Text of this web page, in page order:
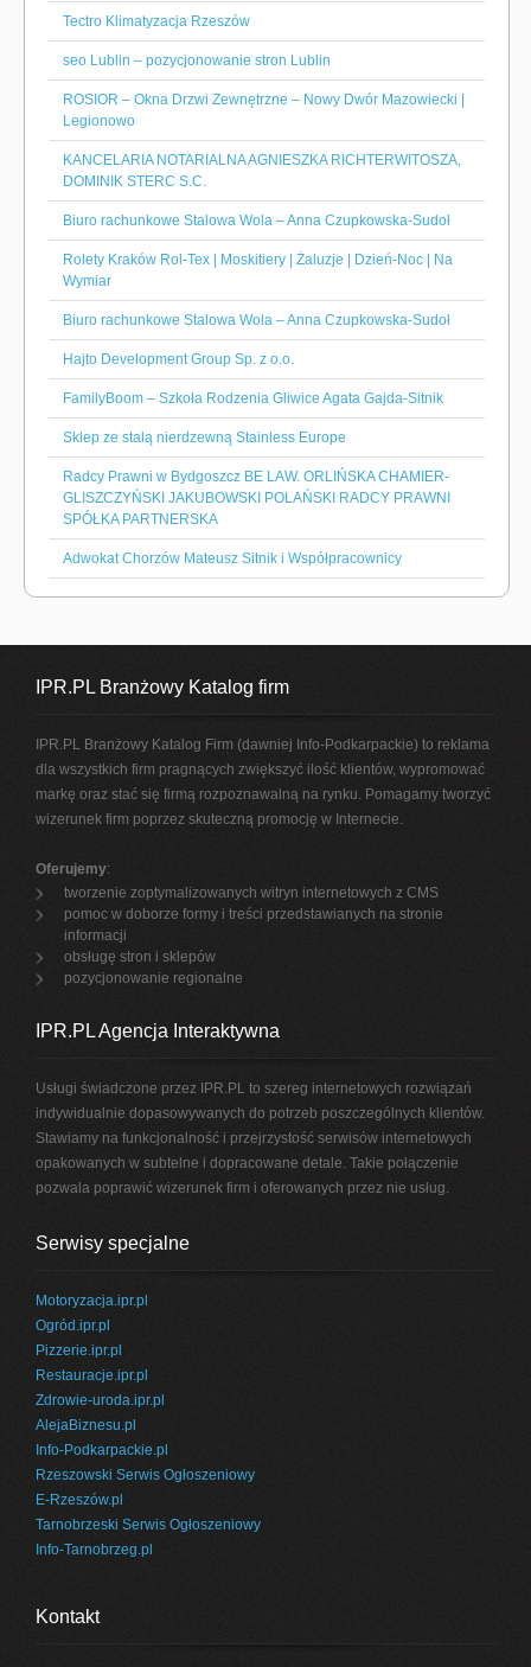
Tectro Klimatyzacja Rzeszów
seo Lublin – pozycjonowanie stron Lublin
ROSIOR – Okna Drzwi Zewnętrzne – Nowy Dwór Mazowiecki |
Legionowo
KANCELARIA NOTARIALNA AGNIESZKA RICHTERWITOSZA,
DOMINIK STERC S.C.
Biuro rachunkowe Stalowa Wola – Anna Czupkowska-Sudoł
Rolety Kraków Rol-Tex | Moskitiery | Żaluzje | Dzień-Noc | Na
Wymiar
Biuro rachunkowe Stalowa Wola – Anna Czupkowska-Sudoł
Hajto Development Group Sp. z o.o.
FamilyBoom – Szkoła Rodzenia Gliwice Agata Gajda-Sitnik
Sklep ze stalą nierdzewną Stainless Europe
Radcy Prawni w Bydgoszcz BE LAW. ORLIŃSKA CHAMIER-
GLISZCZYŃSKI JAKUBOWSKI POLAŃSKI RADCY PRAWNI
SPÓŁKA PARTNERSKA
Adwokat Chorzów Mateusz Sitnik i Współpracownicy
IPR.PL Branżowy Katalog firm
IPR.PL Branżowy Katalog Firm (dawniej Info-Podkarpackie) to reklama
dla wszystkich firm pragnących zwiększyć ilość klientów, wypromować
markę oraz stać się firmą rozpoznawalną na rynku. Pomagamy tworzyć
wizerunek firm poprzez skuteczną promocję w Internecie.
Oferujemy:
tworzenie zoptymalizowanych witryn internetowych z CMS
pomoc w doborze formy i treści przedstawianych na stronie
informacji
obsługę stron i sklepów
pozycjonowanie regionalne
IPR.PL Agencja Interaktywna
Usługi świadczone przez IPR.PL to szereg internetowych rozwiązań
indywidualnie dopasowywanych do potrzeb poszczególnych klientów.
Stawiamy na funkcjonalność i przejrzystość serwisów internetowych
opakowanych w subtelne i dopracowane detale. Takie połączenie
pozwala poprawić wizerunek firm i oferowanych przez nie usług.
Serwisy specjalne
Motoryzacja.ipr.pl
Ogród.ipr.pl
Pizzerie.ipr.pl
Restauracje.ipr.pl
Zdrowie-uroda.ipr.pl
AlejaBiznesu.pl
Info-Podkarpackie.pl
Rzeszowski Serwis Ogłoszeniowy
E-Rzeszów.pl
Tarnobrzeski Serwis Ogłoszeniowy
Info-Tarnobrzeg.pl
Kontakt